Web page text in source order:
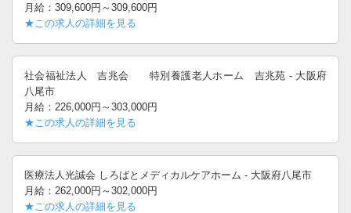
月給：309,600円～309,600円
★この求人の詳細を見る
社会福祉法人 吉兆会 特別養護老人ホーム 吉兆苑 - 大阪府
八尾市
月給：226,000円～303,000円
★この求人の詳細を見る
医療法人光誠会 しろばとメディカルケアホーム - 大阪府八尾市
月給：262,000円～302,000円
★この求人の詳細を見る